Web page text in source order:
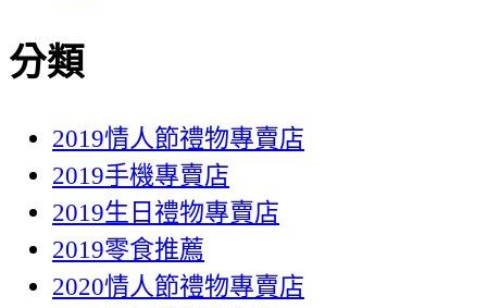
分類
2019情人節禮物專賣店
2019手機專賣店
2019生日禮物專賣店
2019零食推薦
2020情人節禮物專賣店